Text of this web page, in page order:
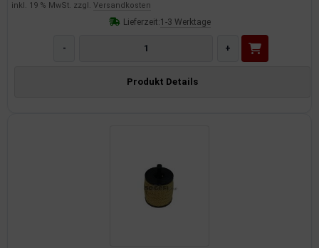
inkl. 19 % MwSt. zzgl. Versandkosten
Lieferzeit:1-3 Werktage
- +
Produkt Details